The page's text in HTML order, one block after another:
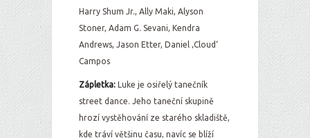
Harry Shum Jr., Ally Maki, Alyson
Stoner, Adam G. Sevani, Kendra
Andrews, Jason Etter, Daniel ‚Cloud‘
Campos
Zápletka: Luke je osiřelý tanečník
street dance. Jeho taneční skupině
hrozí vystěhování ze starého skladiště,
kde tráví většinu času, navíc se blíží